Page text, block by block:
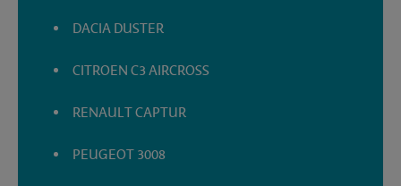
DACIA DUSTER
CITROEN C3 AIRCROSS
RENAULT CAPTUR
PEUGEOT 3008